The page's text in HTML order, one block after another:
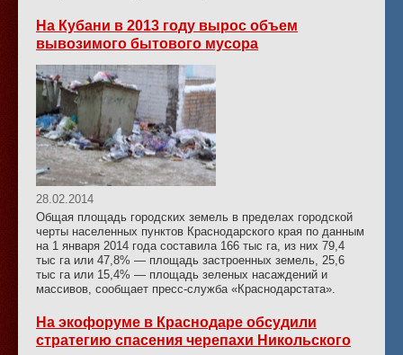
На Кубани в 2013 году вырос объем
вывозимого бытового мусора
28.02.2014
Общая площадь городских земель в пределах городской
черты населенных пунктов Краснодарского края по данным
на 1 января 2014 года составила 166 тыс га, из них 79,4
тыс га или 47,8% — площадь застроенных земель, 25,6
тыс га или 15,4% — площадь зеленых насаждений и
массивов, сообщает пресс-служба «Краснодарстата».
На экофоруме в Краснодаре обсудили
стратегию спасения черепахи Никольского